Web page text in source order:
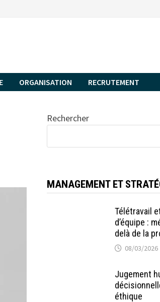
ORGANISATION RECRUTEMENT
Rechercher
MANAGEMENT ET
Télétravail
d’équipe :
delà de la
08/03/2026
Jugement
éthique